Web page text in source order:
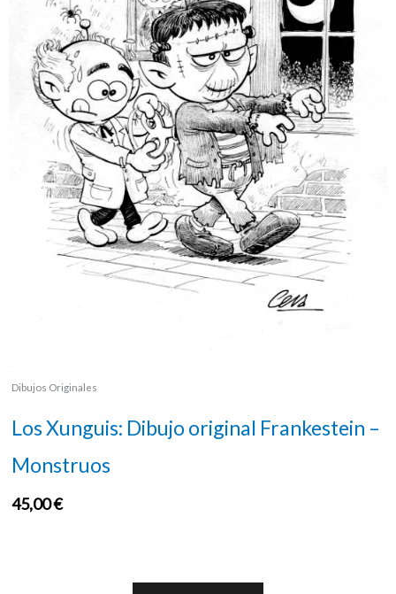
Dibujos Originales
Los Xunguis: Dibujo original Frankestein –
Monstruos
45,00€